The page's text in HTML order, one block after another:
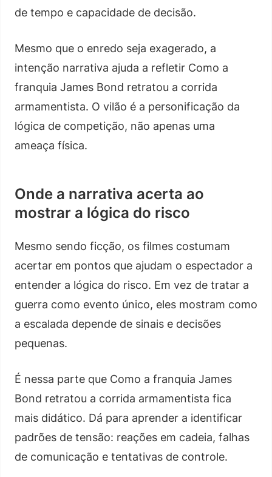
de tempo e capacidade de decisão.
Mesmo que o enredo seja exagerado, a
intenção narrativa ajuda a refletir Como a
franquia James Bond retratou a corrida
armamentista. O vilão é a personificação da
lógica de competição, não apenas uma
ameaça física.
Onde a narrativa acerta ao
mostrar a lógica do risco
Mesmo sendo ficção, os filmes costumam
acertar em pontos que ajudam o espectador a
entender a lógica do risco. Em vez de tratar a
guerra como evento único, eles mostram como
a escalada depende de sinais e decisões
pequenas.
É nessa parte que Como a franquia James
Bond retratou a corrida armamentista fica
mais didático. Dá para aprender a identificar
padrões de tensão: reações em cadeia, falhas
de comunicação e tentativas de controle.